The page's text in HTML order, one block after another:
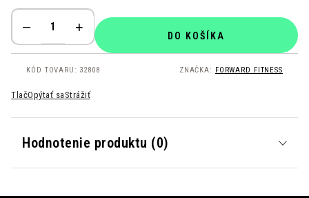
Jednotková cena:
DO KOŠÍKA
KÓD TOVARU: 32808 ZNAČKA: FORWARD FITNESS
TlačOpýtať sa Strážiť
Hodnotenie produktu (0)